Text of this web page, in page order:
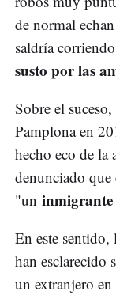
de normal
saldría
susto por las
Sobre el
Pamplona en
hecho eco de la
denunciado que
"un
En este sentido,
han esclarecido
un extranjero